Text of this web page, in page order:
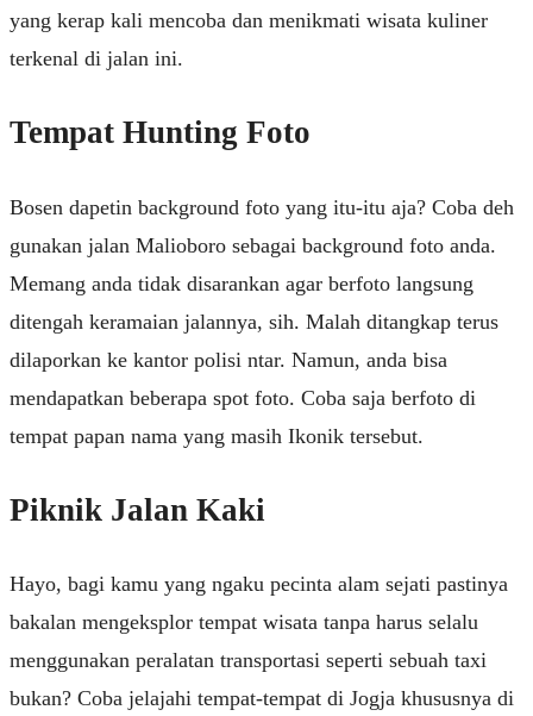
yang kerap kali mencoba dan menikmati wisata kuliner
terkenal di jalan ini.
Tempat Hunting Foto
Bosen dapetin background foto yang itu-itu aja? Coba deh
gunakan jalan Malioboro sebagai background foto anda.
Memang anda tidak disarankan agar berfoto langsung
ditengah keramaian jalannya, sih. Malah ditangkap terus
dilaporkan ke kantor polisi ntar. Namun, anda bisa
mendapatkan beberapa spot foto. Coba saja berfoto di
tempat papan nama yang masih Ikonik tersebut.
Piknik Jalan Kaki
Hayo, bagi kamu yang ngaku pecinta alam sejati pastinya
bakalan mengeksplor tempat wisata tanpa harus selalu
menggunakan peralatan transportasi seperti sebuah taxi
bukan? Coba jelajahi tempat-tempat di Jogja khususnya di